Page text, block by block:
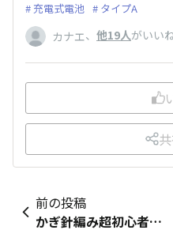
充電式電池 タイプA
カナエ、 他19人がいい
前の投稿
かぎ針編み超初心者向けの毛糸を教えてほしいです！